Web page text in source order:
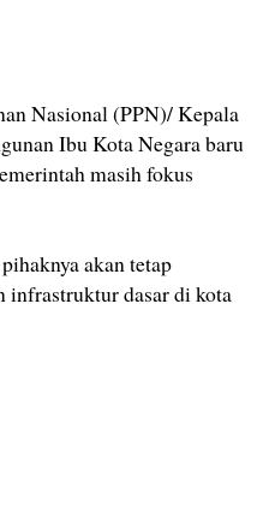
Nasional (PPN)/ Kepala
Ibu Kota Negara baru
masih fokus
akan tetap
infrastruktur dasar di kota